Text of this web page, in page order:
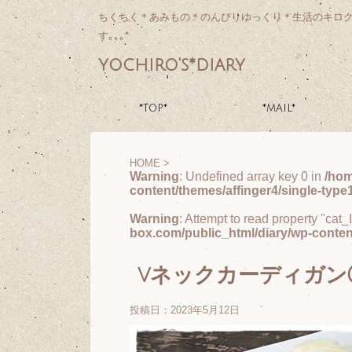
ちくちく＊あみもの＊のんびりゆっくり＊生活のキロ
す｡｡｡*
yochiro's*diary
*TOP* *MAIL*
HOME >
Warning: Undefined array key 0 in /
content/themes/affinger4/single-
Warning: Attempt to read property
box.com/public_html/diary/wp-
vネックカーディガ
投稿日： 2023年5月12日